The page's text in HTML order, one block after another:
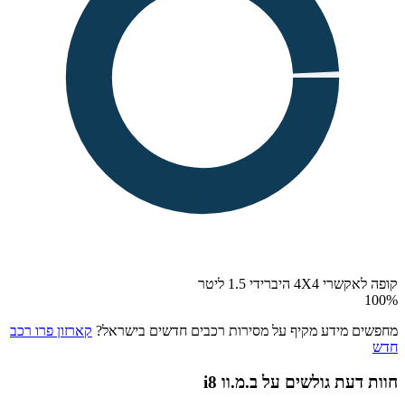
קופה לאקשרי 4X4 היברידי 1.5 ליטר
100%
מחפשים מידע מקיף על מסירות רכבים חדשים בישראל? קארזון פרו רכב
חדש
חוות דעת גולשים עלב.מ.וו i8